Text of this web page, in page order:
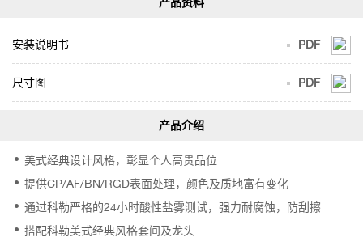
PDF
安装说明书
PDF
尺寸图
美式经典设计风格，彰显个人高贵品位
提供CP/AF/BN/RGD表面处理，颜色及质地富有变化
通过科勒严格的24小时酸性盐雾测试，强力耐腐蚀，防刮擦
搭配科勒美式经典风格套间及龙头